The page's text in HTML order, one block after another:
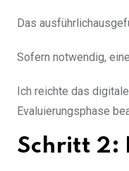
Das
Sofern notwendig,
Ich reichte das
Evaluierungsphase
Schritt 2: